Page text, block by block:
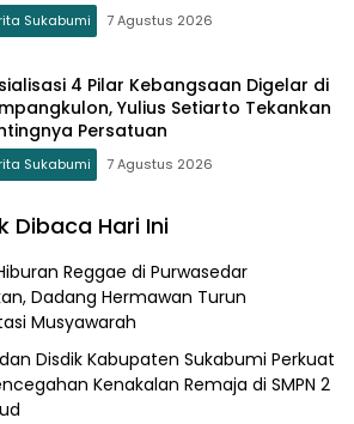
Sukabumi 7 Agustus 2026
4 Pilar Kebangsaan Digelar di
Yulius Setiarto Tekankan
Persatuan
Sukabumi 7 Agustus 2026
Dibaca Hari Ini
Reggae di Purwasedar
Dadang Hermawan Turun
Musyawarah
dan Disdik Kabupaten Sukabumi Perkuat
Kenakalan Remaja di SMPN 2